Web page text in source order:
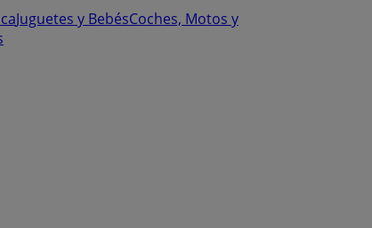
Juguetes y BebésCoches, Motos y